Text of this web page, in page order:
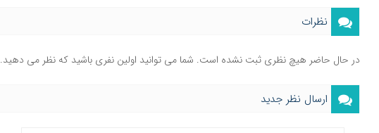
نظرات
در حال حاضر هیچ نظری ثبت نشده است. شما می توانید اولین نفری باشید که نظر می دهید.
ارسال نظر جدید